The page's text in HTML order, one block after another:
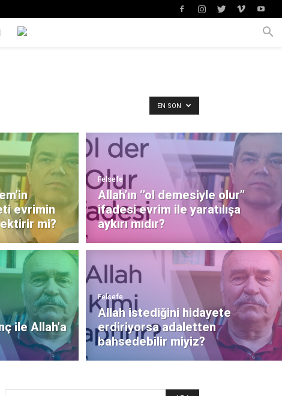
EN SON
evrimin
mi?
Felsefe
Allah’ın ‘’ol demesiyle olur’’
ifadesi evrim ile yaratılışa
aykırı mıdır?
ile Allah’a
Felsefe
Allah istediğini hidayete
erdiriyorsa adaletten
bahsedebilir miyiz?